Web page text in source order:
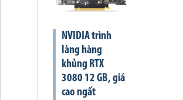
NVIDIA trình
làng hàng
khủng RTX
3080 12 GB, giá
cao ngất